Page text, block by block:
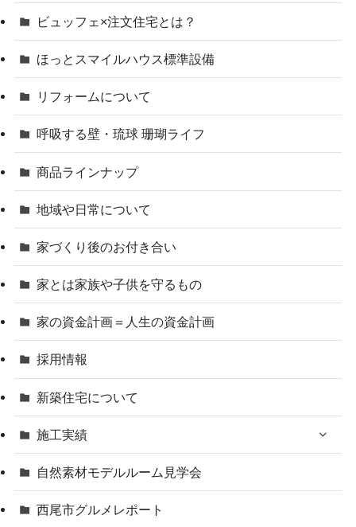
ビュッフェ×注文住宅とは？
ほっとスマイルハウス標準設備
リフォームについて
呼吸する壁・琉球 珊瑚ライフ
商品ラインナップ
地域や日常について
家づくり後のお付き合い
家とは家族や子供を守るもの
家の資金計画＝人生の資金計画
採用情報
新築住宅について
施工実績
自然素材モデルルーム見学会
西尾市グルメレポート